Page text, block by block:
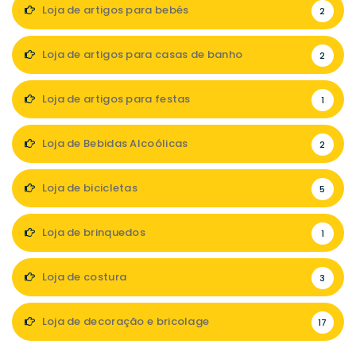
Loja de artigos para bebés 2
Loja de artigos para casas de banho 2
Loja de artigos para festas 1
Loja de Bebidas Alcoólicas 2
Loja de bicicletas 5
Loja de brinquedos 1
Loja de costura 3
Loja de decoração e bricolage 17